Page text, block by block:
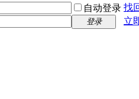
自动登录 找
登录
立